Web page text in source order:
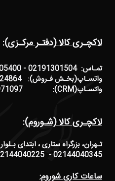
لاکچـری کالا (دفتـر مرکـزی):
تمـاس: 02191301504 - 02144005400
واتسـاپ(بخـش فـروش): 09120724864
واتسـاپ(CRM): 09999971097
لاکچـری کالا (شـوروم):
تـهران، بزرگراه ستاری ، ابتدای
02144040345 - 02144040225
ساعات کاری شوروم: